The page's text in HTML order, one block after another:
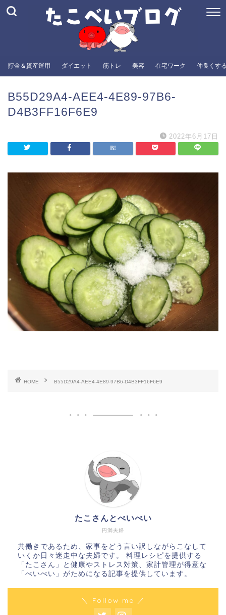
貯金＆資産運用 ダイエット 筋トレ 美容 在宅ワーク 仲良くす
B55D29A4-AEE4-4E89-97B6-
D4B3FF16F6E9
2022年6月17日
HOME B55D29A4-AEE4-4E89-97B6-D4B3FF16F6E9
円満夫婦
たこさんとべいべい
共働きであるため、家事をどう言い訳しながらこなして
いくか日々迷走中な夫婦です。 料理レシピを提供する
「たこさん」と健康やストレス対策、家計管理が得意な
「べいべい」がためになる記事を提供しています。
＼ Follow me ／